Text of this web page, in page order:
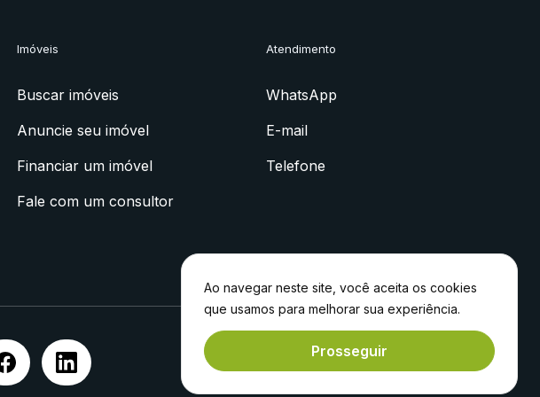
Imóveis
Buscar imóveis
Anuncie seu imóvel
Financiar um imóvel
Fale com um consultor
Atendimento
WhatsApp
E-mail
Telefone
Feito com por Experiment®
Ao navegar neste site, você aceita os cookies
que usamos para melhorar sua experiência.
Prosseguir